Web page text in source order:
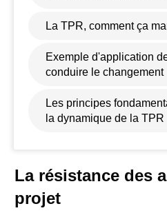
La TPR, comment ça
Exemple d'application
conduire le changement
Les principes
la dynamique de la TPR
La résistance des
projet